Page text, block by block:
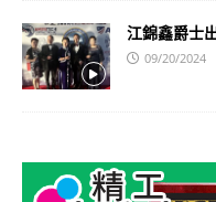
江錦鑫爵士
09/20/2024